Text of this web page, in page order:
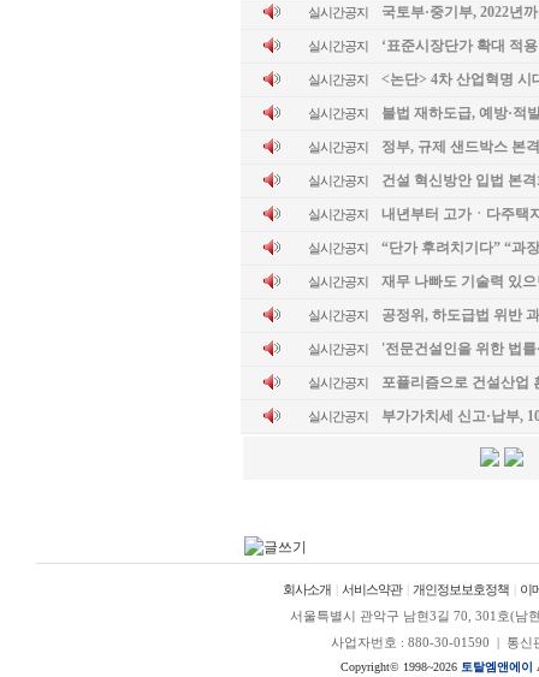
실시간공지 국토부·중기부, 2022년
실시간공지 ‘표준시장단가 확대 적
실시간공지 <논단> 4차 산업혁명 시
실시간공지 불법 재하도급, 예방·적
실시간공지 정부, 규제 샌드박스 본
실시간공지 건설 혁신방안 입법 본
실시간공지 내년부터 고가ㆍ다주택
실시간공지 “단가 후려치기다” “과
실시간공지 재무 나빠도 기술력 있
실시간공지 공정위, 하도급법 위반
실시간공지 '전문건설인을 위한 법
실시간공지 포퓰리즘으로 건설산업
실시간공지 부가가치세 신고·납부,
회사소개 서비스약관 개인정보보호정책
이
서울특별시 관악구 남현3길 70, 301호(남
사업자번호 : 880-30-01590 | 통
Copyright© 1998~2026 토탈엠앤에이